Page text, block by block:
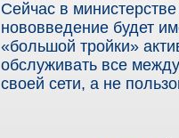
Сейчас в
нововведение будет
«большой тройки»
обслуживать все
своей сети, а не